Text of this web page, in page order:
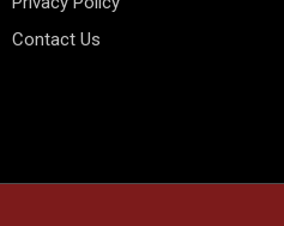
Contact Us